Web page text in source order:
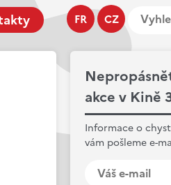
FR CZ
akce v Kině
Informace o
vám pošleme e-